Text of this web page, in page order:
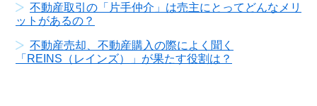
不動産取引の「片手仲介」は売主にとってどんなメリ
ットがあるの？
不動産売却、不動産購入の際によく聞く
「REINS（レインズ）」が果たす役割は？